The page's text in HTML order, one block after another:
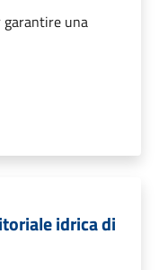
una
idrica di